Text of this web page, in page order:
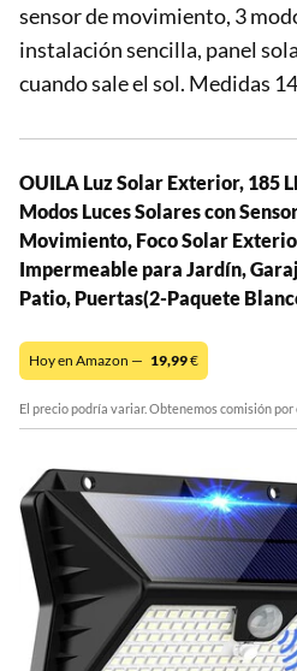
sensor de movimiento, 3
instalación sencilla, panel
cuando sale el sol. Medidas
OUILA Luz Solar Exterior, 185
Modos Luces Solares con
Movimiento, Foco Solar
Impermeable para Jardín,
Patio, Puertas(2-Paquete
Hoy en Amazon — 19,99€
El precio podría variar. Obtenemos comisión por